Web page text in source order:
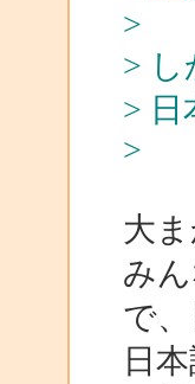
>
>
> 日
>
大
み
で
日